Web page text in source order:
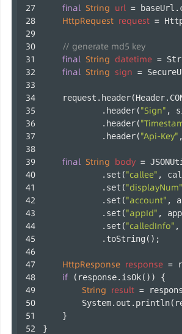
final String url =
HttpRequest request =
// generate md5 key
final String datetime =
final String sign =
            .header(
"Sign" ,
            .header(
            .header(
"Api-Key"
final String body =
            .set(
"callee" ,
            .set(
"displayNum"
            .set(
"account" ,
            .set(
"appId" ,
            .set(
"calledInfo" ,
            .toString();
HttpResponse response =
if (response.isOk()) {
String result =
    }
}